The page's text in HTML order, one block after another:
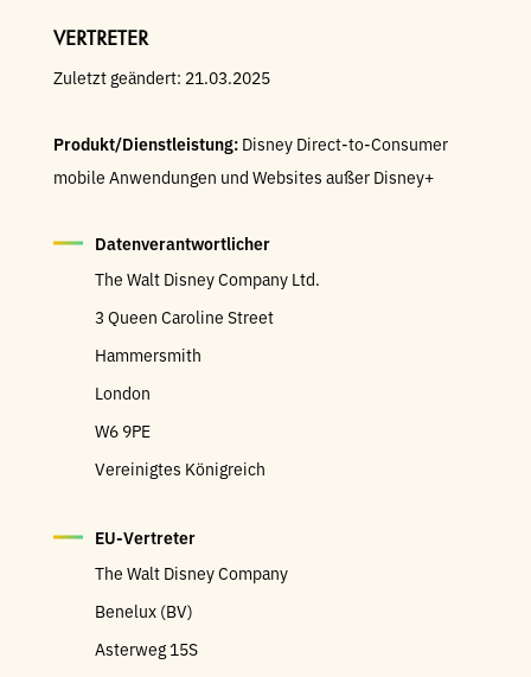
VERTRETER
Zuletzt geändert: 21.03.2025
Produkt/Dienstleistung: Disney Direct-to-Consumer
mobile Anwendungen und Websites außer Disney+
Datenverantwortlicher
The Walt Disney Company Ltd.
3 Queen Caroline Street
Hammersmith
London
W6 9PE
Vereinigtes Königreich
EU-Vertreter
The Walt Disney Company
Benelux (BV)
Asterweg 15S